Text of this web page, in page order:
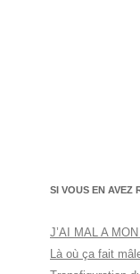
SI VOUS EN AVEZ
J’AI MAL A
Là où ça fait